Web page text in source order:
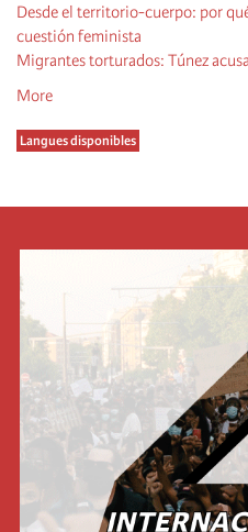
Desde el territorio-cuerpo: por
cuestión feminista
Migrantes torturados: Túnez
More
Langues disponibles